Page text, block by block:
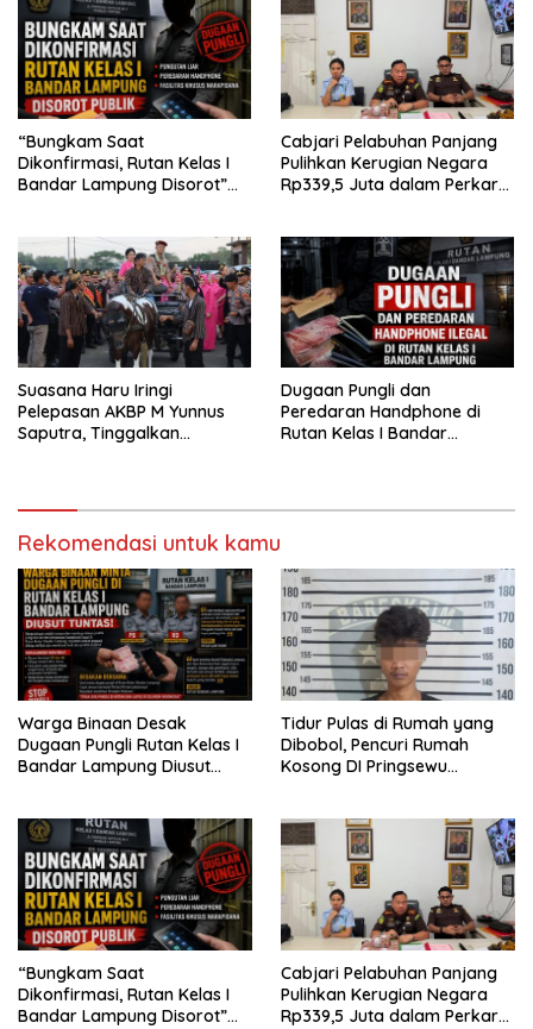
“Bungkam Saat
Dikonfirmasi, Rutan Kelas I
Bandar Lampung Disorot”
Cabjari Pelabuhan Panjang
Pulihkan Kerugian Negara
Rp339,5 Juta dalam Perkara
Suasana Haru Iringi
Pelepasan AKBP M Yunnus
Saputra, Tinggalkan
Dugaan Pungli dan
Peredaran Handphone di
Rutan Kelas I Bandar
Rekomendasi untuk kamu
Warga Binaan Desak
Dugaan Pungli Rutan Kelas I
Bandar Lampung Diusut
Tidur Pulas di Rumah yang
Dibobol, Pencuri Rumah
Kosong DI Pringsewu
“Bungkam Saat
Dikonfirmasi, Rutan Kelas I
Bandar Lampung Disorot”
Cabjari Pelabuhan Panjang
Pulihkan Kerugian Negara
Rp339,5 Juta dalam Perkara